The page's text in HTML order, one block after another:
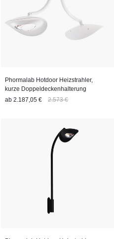
Phormalab Hotdoor Heizstrahler,
kurze Doppeldeckenhalterung
ab 2.187,05 € 2.573 €